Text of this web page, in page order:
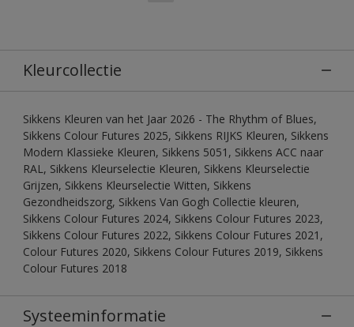
Kleurcollectie
Sikkens Kleuren van het Jaar 2026 - The Rhythm of Blues,
Sikkens Colour Futures 2025, Sikkens RIJKS Kleuren, Sikkens
Modern Klassieke Kleuren, Sikkens 5051, Sikkens ACC naar
RAL, Sikkens Kleurselectie Kleuren, Sikkens Kleurselectie
Grijzen, Sikkens Kleurselectie Witten, Sikkens
Gezondheidszorg, Sikkens Van Gogh Collectie kleuren,
Sikkens Colour Futures 2024, Sikkens Colour Futures 2023,
Sikkens Colour Futures 2022, Sikkens Colour Futures 2021,
Colour Futures 2020, Sikkens Colour Futures 2019, Sikkens
Colour Futures 2018
Systeeminformatie